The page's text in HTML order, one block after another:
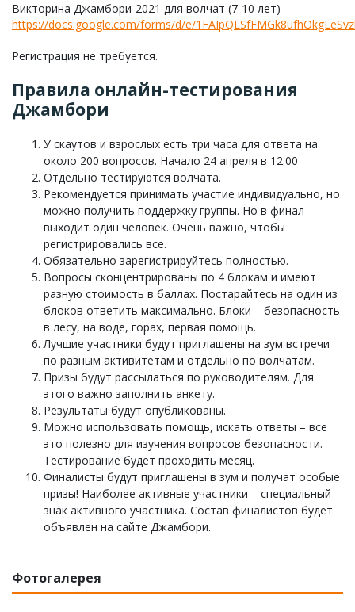
Викторина Джамбори-2021 для волчат (7-10 лет)
https://docs.google.com/forms/d/e/
Регистрация не требуется.
Правила онлайн-тестирования
Джамбори
У скаутов и взрослых есть три часа для ответа на
около 200 вопросов. Начало 24 апреля в 12.00
Отдельно тестируются волчата.
Рекомендуется принимать участие индивидуально, но
можно получить поддержку группы. Но в финал
выходит один человек. Очень важно, чтобы
регистрировались все.
Обязательно зарегистрируйтесь полностью.
Вопросы сконцентрированы по 4 блокам и имеют
разную стоимость в баллах. Постарайтесь на один из
блоков ответить максимально. Блоки – безопасность
в лесу, на воде, горах, первая помощь.
Лучшие участники будут приглашены на зум встречи
по разным активитетам и отдельно по волчатам.
Призы будут рассылаться по руководителям. Для
этого важно заполнить анкету.
Результаты будут опубликованы.
Можно использовать помощь, искать ответы – все
это полезно для изучения вопросов безопасности.
Тестирование будет проходить месяц.
Финалисты будут приглашены в зум и получат особые
призы! Наиболее активные участники – специальный
знак активного участника. Состав финалистов будет
объявлен на сайте Джамбори.
Фотогалерея